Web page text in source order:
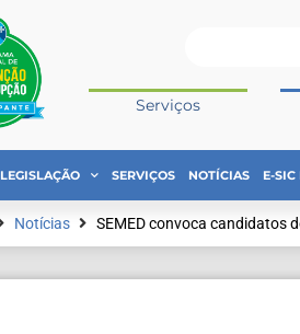
Serviços
LEGISLAÇÃO SERVIÇOS NOTÍCIAS E-
Notícias SEMED convoca candidatos